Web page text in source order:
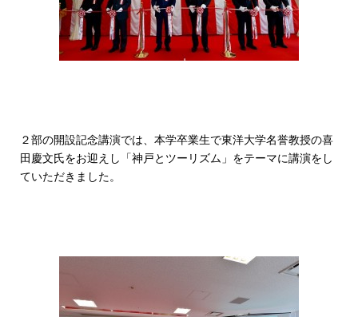
２部の開設記念講演では、本学卒業生で東洋大学名誉教授の喜
田慶文氏をお迎えし「神戸とツーリズム」をテーマに講演をし
ていただきました。